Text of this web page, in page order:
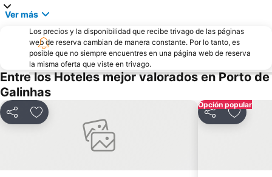
Ver más
Los precios y la disponibilidad que recibe trivago de las páginas
web de reserva cambian de manera constante. Por lo tanto, es
posible que no siempre encuentres en una página web de reserva
la misma oferta que viste en trivago.
Entre los Hoteles mejor valorados en Porto de
Galinhas
CompartirAñadir a favoritos
Opción popular
CompartirAñadir